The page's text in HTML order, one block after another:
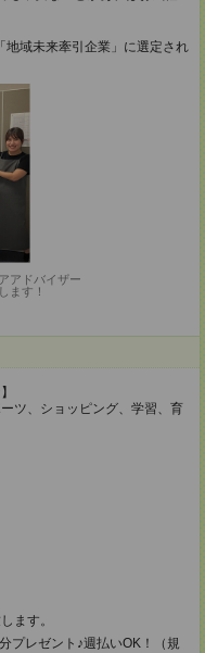
域未来牽引企業」に選定され
アドバイザー
ます！
ツ、ショッピング、学習、育
ます。
プレゼント♪週払いOK！（規